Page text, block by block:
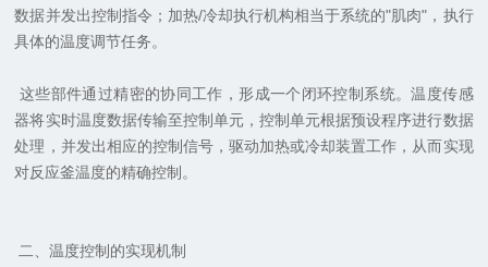
数据并发出控制指令；加热/冷却执行机构相当于系统的"肌肉"，执行
具体的温度调节任务。
这些部件通过精密的协同工作，形成一个闭环控制系统。温度传感
器将实时温度数据传输至控制单元，控制单元根据预设程序进行数据
处理，并发出相应的控制信号，驱动加热或冷却装置工作，从而实现
对反应釜温度的精确控制。
二、温度控制的实现机制